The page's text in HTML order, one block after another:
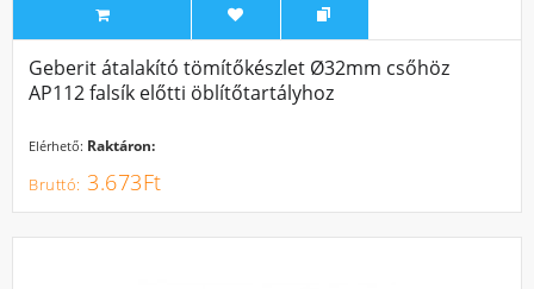
Geberit átalakító tömítőkészlet Ø32mm csőhöz
AP112 falsík előtti öblítőtartályhoz
Elérhető: Raktáron:
3.673Ft